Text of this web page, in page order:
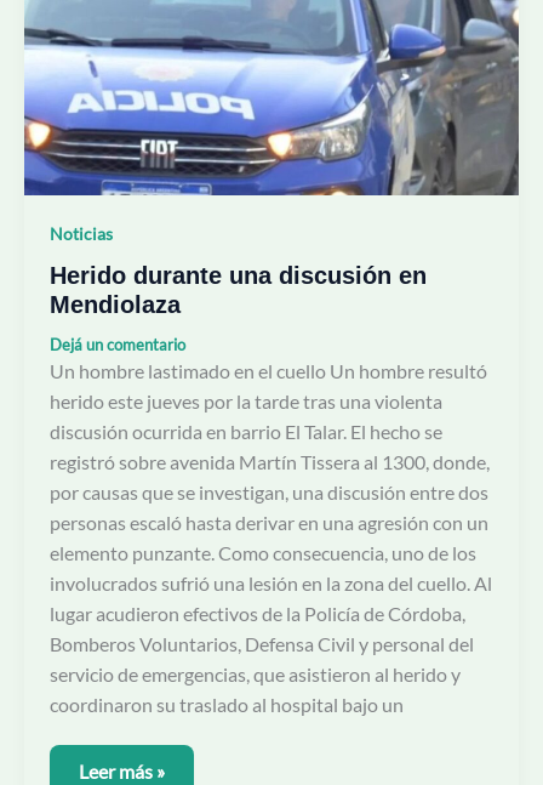
Noticias
Herido durante una discusión en
Mendiolaza
Dejá un comentario
Un hombre lastimado en el cuello Un hombre resultó
herido este jueves por la tarde tras una violenta
discusión ocurrida en barrio El Talar. El hecho se
registró sobre avenida Martín Tissera al 1300, donde,
por causas que se investigan, una discusión entre dos
personas escaló hasta derivar en una agresión con un
elemento punzante. Como consecuencia, uno de los
involucrados sufrió una lesión en la zona del cuello. Al
lugar acudieron efectivos de la Policía de Córdoba,
Bomberos Voluntarios, Defensa Civil y personal del
servicio de emergencias, que asistieron al herido y
coordinaron su traslado al hospital bajo un
Mendiolaza
Leer más »